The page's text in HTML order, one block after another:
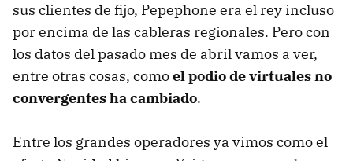
sus clientes de fijo, Pepephone era el rey incluso
por encima de las cableras regionales. Pero con
los datos del pasado mes de abril vamos a ver,
entre otras cosas, comoel podio de virtuales no
convergentes ha cambiado.
Entre los grandes operadores ya vimos como el